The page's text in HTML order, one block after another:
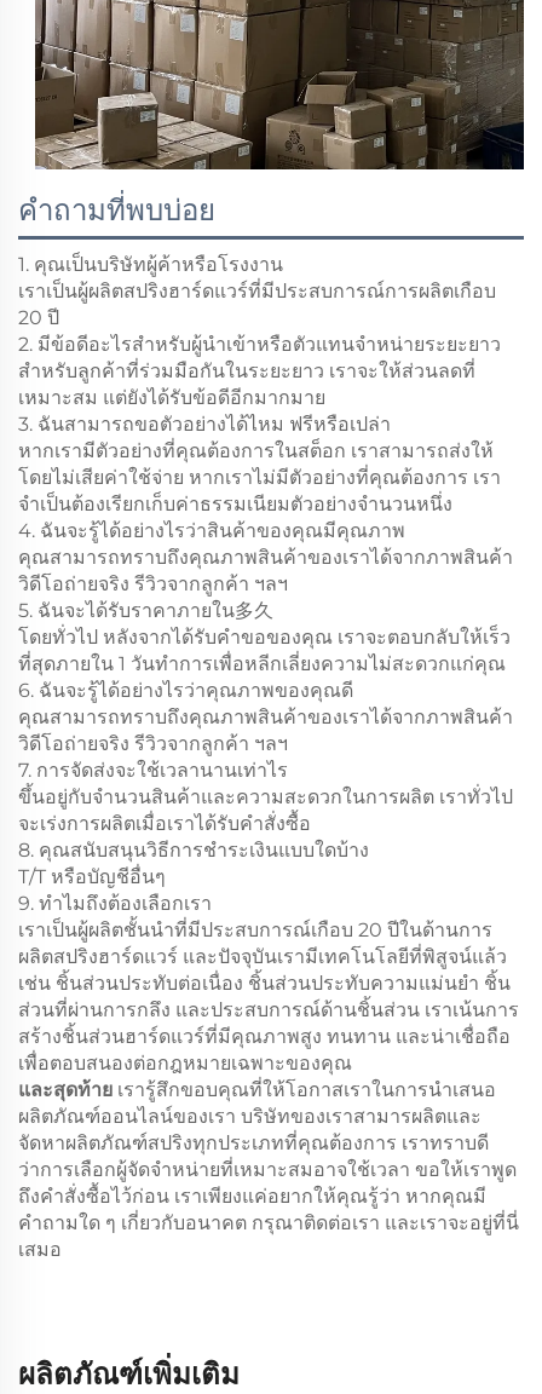
คำถามที่พบบ่อย
1. คุณเป็นบริษัทผู้ค้าหรือโรงงาน
เราเป็นผู้ผลิตสปริงฮาร์ดแวร์ที่มีประสบการณ์การผลิตเกือบ
20 ปี
2. มีข้อดีอะไรสำหรับผู้นำเข้าหรือตัวแทนจำหน่ายระยะยาว
สำหรับลูกค้าที่ร่วมมือกันในระยะยาว เราจะให้ส่วนลดที่
เหมาะสม แต่ยังได้รับข้อดีอีกมากมาย
3. ฉันสามารถขอตัวอย่างได้ไหม ฟรีหรือเปล่า
หากเรามีตัวอย่างที่คุณต้องการในสต็อก เราสามารถส่งให้
โดยไม่เสียค่าใช้จ่าย หากเราไม่มีตัวอย่างที่คุณต้องการ เรา
จำเป็นต้องเรียกเก็บค่าธรรมเนียมตัวอย่างจำนวนหนึ่ง
4. ฉันจะรู้ได้อย่างไรว่าสินค้าของคุณมีคุณภาพ
คุณสามารถทราบถึงคุณภาพสินค้าของเราได้จากภาพสินค้า
วิดีโอถ่ายจริง รีวิวจากลูกค้า ฯลฯ
5. ฉันจะได้รับราคาภายใน多久
โดยทั่วไป หลังจากได้รับคำขอของคุณ เราจะตอบกลับให้เร็ว
ที่สุดภายใน 1 วันทำการเพื่อหลีกเลี่ยงความไม่สะดวกแก่คุณ
6. ฉันจะรู้ได้อย่างไรว่าคุณภาพของคุณดี
คุณสามารถทราบถึงคุณภาพสินค้าของเราได้จากภาพสินค้า
วิดีโอถ่ายจริง รีวิวจากลูกค้า ฯลฯ
7. การจัดส่งจะใช้เวลานานเท่าไร
ขึ้นอยู่กับจำนวนสินค้าและความสะดวกในการผลิต เราทั่วไป
จะเร่งการผลิตเมื่อเราได้รับคำสั่งซื้อ
8. คุณสนับสนุนวิธีการชำระเงินแบบใดบ้าง
T/T หรือบัญชีอื่นๆ
9. ทำไมถึงต้องเลือกเรา
เราเป็นผู้ผลิตชั้นนำที่มีประสบการณ์เกือบ 20 ปีในด้านการ
ผลิตสปริงฮาร์ดแวร์ และปัจจุบันเรามีเทคโนโลยีที่พิสูจน์แล้ว
เช่น ชิ้นส่วนประทับต่อเนื่อง ชิ้นส่วนประทับความแม่นยำ ชิ้น
ส่วนที่ผ่านการกลึง และประสบการณ์ด้านชิ้นส่วน เราเน้นการ
สร้างชิ้นส่วนฮาร์ดแวร์ที่มีคุณภาพสูง ทนทาน และน่าเชื่อถือ
เพื่อตอบสนองต่อกฎหมายเฉพาะของคุณ
และสุดท้าย เรารู้สึกขอบคุณที่ให้โอกาสเราในการนำเสนอ
ผลิตภัณฑ์ออนไลน์ของเรา บริษัทของเราสามารผลิตและ
จัดหาผลิตภัณฑ์สปริงทุกประเภทที่คุณต้องการ เราทราบดี
ว่าการเลือกผู้จัดจำหน่ายที่เหมาะสมอาจใช้เวลา ขอให้เราพูด
ถึงคำสั่งซื้อไว้ก่อน เราเพียงแค่อยากให้คุณรู้ว่า หากคุณมี
คำถามใด ๆ เกี่ยวกับอนาคต กรุณาติดต่อเรา และเราจะอยู่ที่นี่
เสมอ
ผลิตภัณฑ์เพิ่มเติม